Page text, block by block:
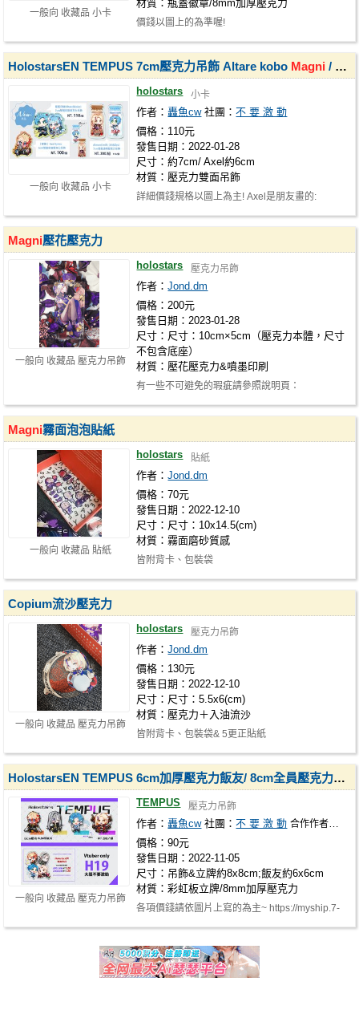
一般向 收藏品 小卡
材質：瓶蓋徽章/8mm加厚壓克力
價錢以圖上的為準喔!
一般向 收藏品 小卡
HolostarsEN TEMPUS 7cm壓克力吊飾 Altare kobo Magni / 6cm Axel
holostars 小卡
作者：轟魚cw 社團：不 要 激 動
價格：110元
發售日期：2022-01-28
尺寸：約7cm/ Axel約6cm
材質：壓克力雙面吊飾
詳細價錢規格以圖上為主! Axel是朋友畫的:
一般向 收藏品 壓克力吊飾
Magni壓花壓克力
holostars 壓克力吊飾
作者：Jond.dm
價格：200元
發售日期：2023-01-28
尺寸：尺寸：10cm×5cm（壓克力本體，尺寸
不包含底座）
材質：壓花壓克力&噴墨印刷
有一些不可避免的瑕疵請參照說明頁：
一般向 收藏品 貼紙
Magni霧面泡泡貼紙
holostars 貼紙
作者：Jond.dm
價格：70元
發售日期：2022-12-10
尺寸：尺寸：10x14.5(cm)
材質：霧面磨砂質感
皆附背卡、包裝袋
一般向 收藏品 壓克力吊飾
Copium流沙壓克力
holostars 壓克力吊飾
作者：Jond.dm
價格：130元
發售日期：2022-12-10
尺寸：尺寸：5.5x6(cm)
材質：壓克力＋入油流沙
皆附背卡、包裝袋& 5更正貼紙
一般向 收藏品 壓克力吊飾
HolostarsEN TEMPUS 6cm加厚壓克力飯友/ 8cm全員壓克力吊飾 /8cm彩虹版立牌
TEMPUS 壓克力吊飾
作者：轟魚cw 社團：不 要 激 動 合作作者：
價格：90元
發售日期：2022-11-05
尺寸：吊飾&立牌約8x8cm;飯友約6x6cm
材質：彩虹板立牌/8mm加厚壓克力
各項價錢請依圖片上寫的為主~ https://myship.7-